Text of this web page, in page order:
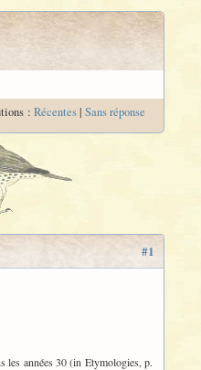
: Récentes| Sans réponse
#1
les années 30 (in Etymologies, p.